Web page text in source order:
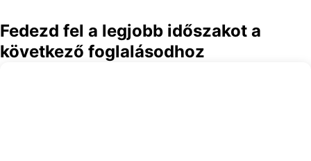
Fedezd fel a legjobb időszakot a
következő foglalásodhoz